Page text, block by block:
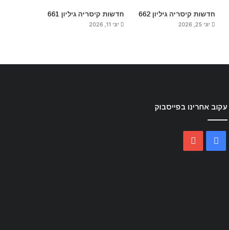
חדשות קיסריה גיליון 662
יוני 25, 2026
חדשות קיסריה גיליון 661
יוני 11, 2026
עקוב אחרינו בפייסבוק
Facebook